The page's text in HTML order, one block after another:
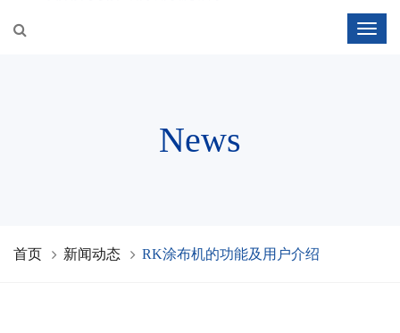
News
首页 新闻动态 RK涂布机的功能及用户介绍